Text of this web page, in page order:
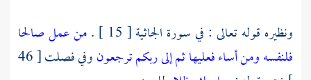
ونظيره قوله تعالى : في سورة الجاثية [ 15 ] .
من عمل صالحا
فلنفسه ومن أساء فعليها ثم إلى ربكم ترجعون
وفي فصلت [ 46